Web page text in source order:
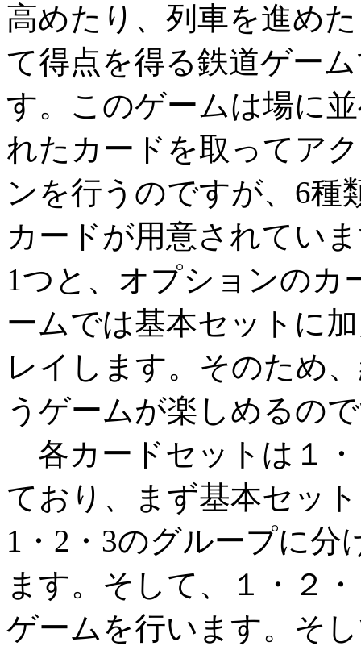
高めたり、列車を進め
て得点を得る鉄道ゲー
す。このゲームは場に
れたカードを取ってア
ンを行うのですが、6種
カードが用意されてい
1つと、オプションのカ
ームでは基本セットに
レイします。そのため
うゲームが楽しめるの
各カードセットは１
ており、まず基本セッ
1・2・3のグループに
ます。そして、１・２
ゲームを行います。そ